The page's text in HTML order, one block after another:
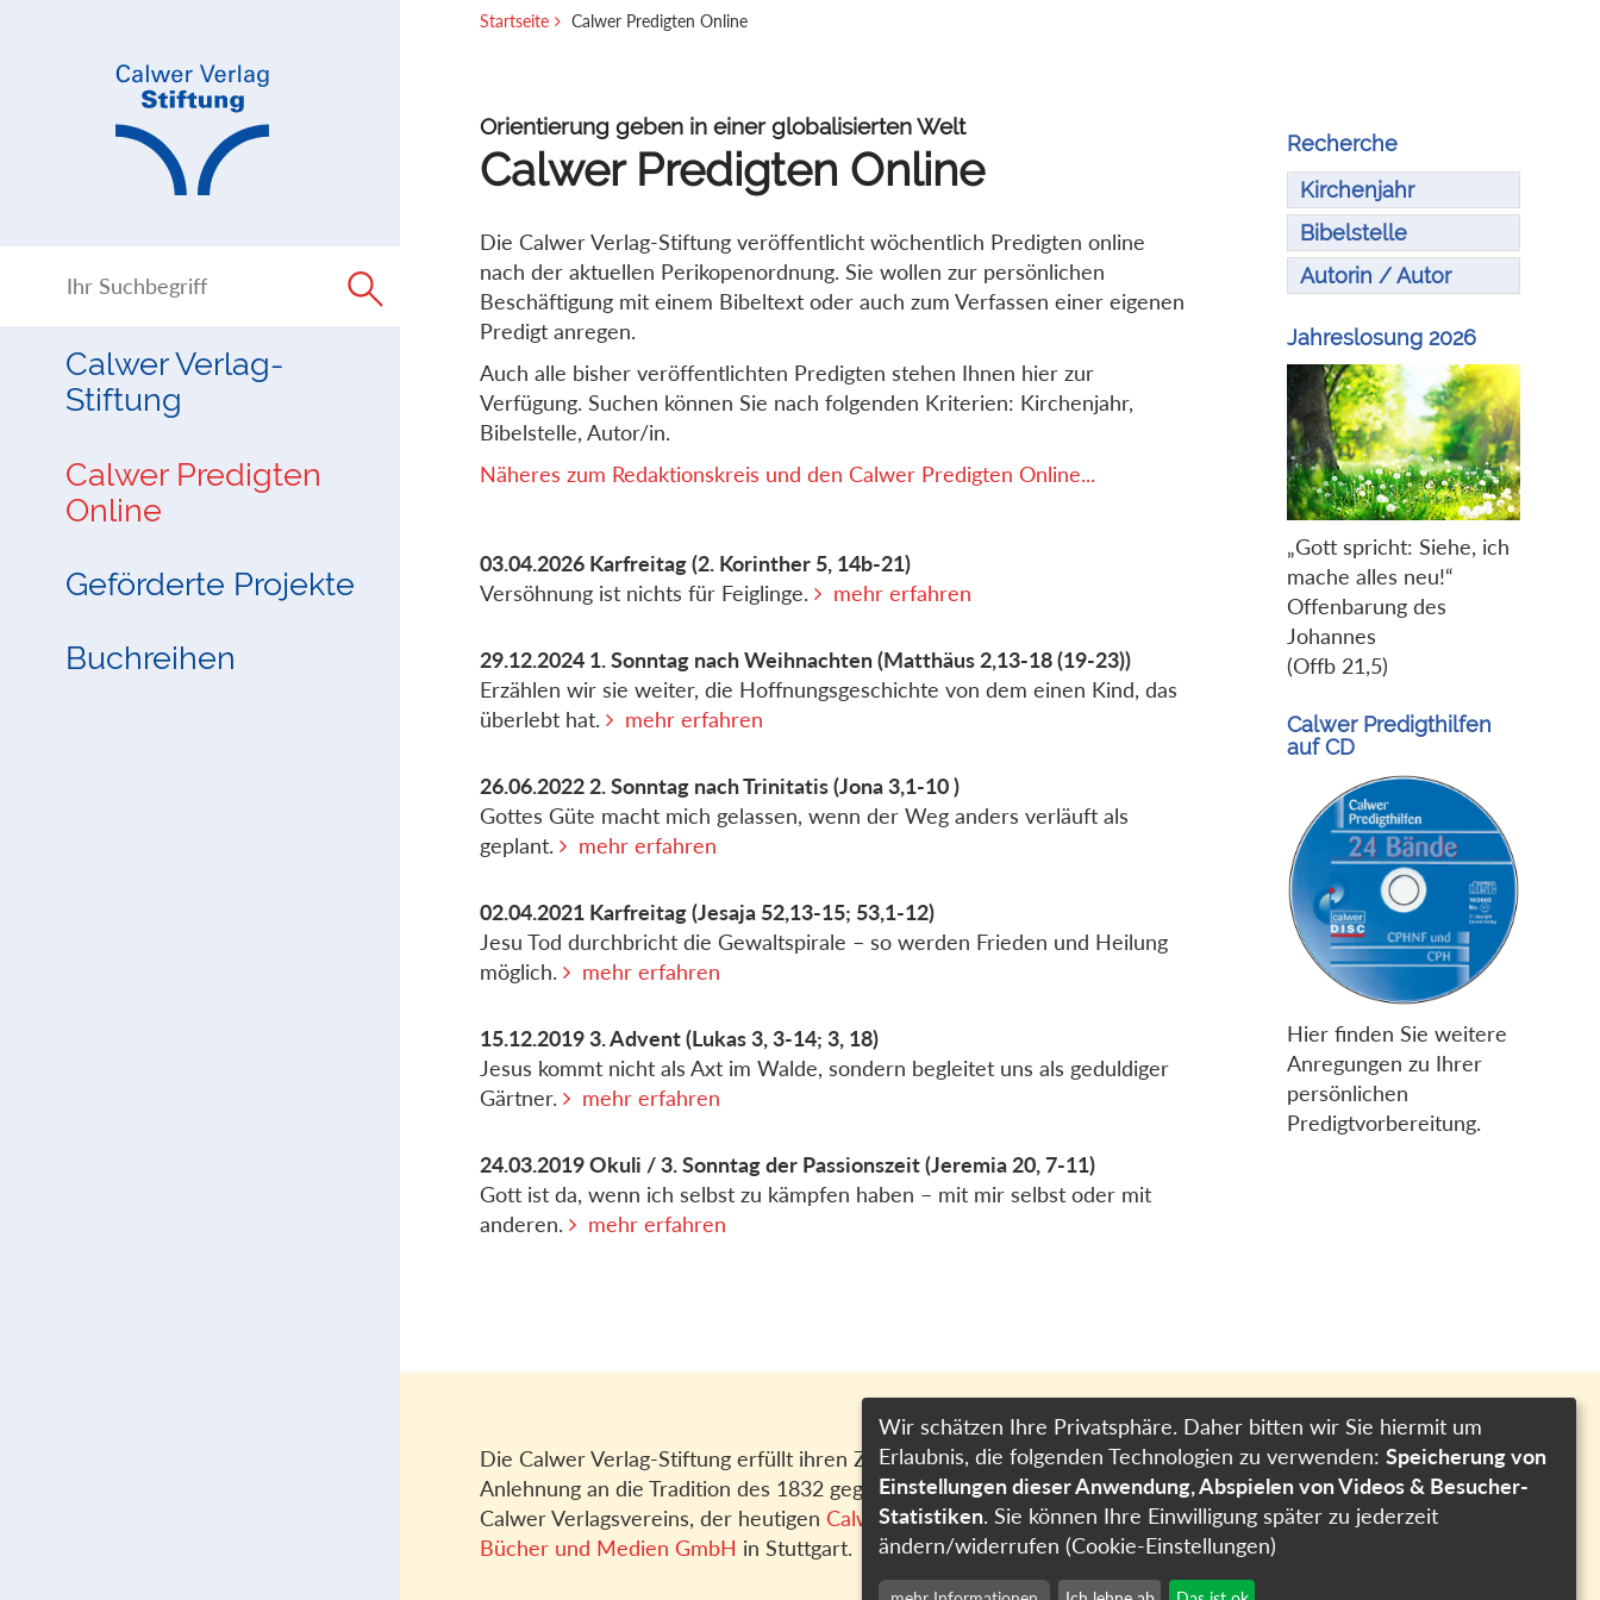
Calwer Verlag-
Stiftung
Calwer Predigten
Online
Geförderte Projekte
Buchreihen
Startseite Calwer Predigten Online
Orientierung geben in einer globalisierten Welt
Calwer Predigten Online
Die Calwer Verlag-Stiftung veröffentlicht wöchentlich Predigten online
nach der aktuellen Perikopenordnung. Sie wollen zur persönlichen
Beschäftigung mit einem Bibeltext oder auch zum Verfassen einer eigenen
Predigt anregen.
Auch alle bisher veröffentlichten Predigten stehen Ihnen hier zur
Verfügung. Suchen können Sie nach folgenden Kriterien: Kirchenjahr,
Bibelstelle, Autor/in.
Näheres zum Redaktionskreis und den Calwer Predigten Online...
03.04.2026 Karfreitag(2. Korinther 5, 14b-21)
Versöhnung ist nichts für Feiglinge.
mehr erfahren
29.12.2024 1. Sonntag nach Weihnachten(Matthäus 2,13-18 (19-23))
Erzählen wir sie weiter, die Hoffnungsgeschichte von dem einen Kind, das
überlebt hat.
mehr erfahren
26.06.2022 2. Sonntag nach Trinitatis(Jona 3,1-10 )
Gottes Güte macht mich gelassen, wenn der Weg anders verläuft als
geplant.
mehr erfahren
02.04.2021 Karfreitag(Jesaja 52,13-15; 53,1-12)
Jesu Tod durchbricht die Gewaltspirale – so werden Frieden und Heilung
möglich.
mehr erfahren
15.12.20193. Advent(Lukas 3, 3-14; 3, 18)
Jesus kommt nicht als Axt im Walde, sondern begleitet uns als geduldiger
Gärtner.
mehr erfahren
24.03.2019Okuli / 3. Sonntag der Passionszeit(Jeremia 20, 7-11)
Gott ist da, wenn ich selbst zu kämpfen haben – mit mir selbst oder mit
anderen.
mehr erfahren
Recherche
Kirchenjahr
Bibelstelle
Autorin / Autor
Jahreslosung 2026
„Gott spricht: Siehe, ich
mache alles neu!“
Offenbarung des
Johannes
(Offb 21,5)
Calwer Predigthilfen
auf CD
Hier finden Sie weitere
Anregungen zu Ihrer
persönlichen
Predigtvorbereitung.
Die Calwer Verlag-Stiftung erfüllt ihren Zweck in
Anlehnung an die Tradition des 1832 gegründeten
Calwer Verlagsvereins, der heutigenCalwer Verlag
Bücher und Medien GmbH in Stuttgart.
Impressum
Datenschutzerklärung
Cookie-Einstellungen
Wir schätzen Ihre Privatsphäre. Daher bitten wir Sie hiermit um
Erlaubnis, die folgenden Technologien zu verwenden: Speicherung von
Einstellungen dieser Anwendung, Abspielen von Videos & Besucher-
Statistiken. Sie können Ihre Einwilligung später zu jederzeit
ändern/widerrufen (Cookie-Einstellungen)